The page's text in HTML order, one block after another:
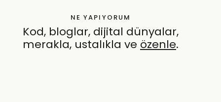
NE YAPIYORUM
Kod, bloglar, dijital dünyalar,
merakla, ustalıkla ve özenle.